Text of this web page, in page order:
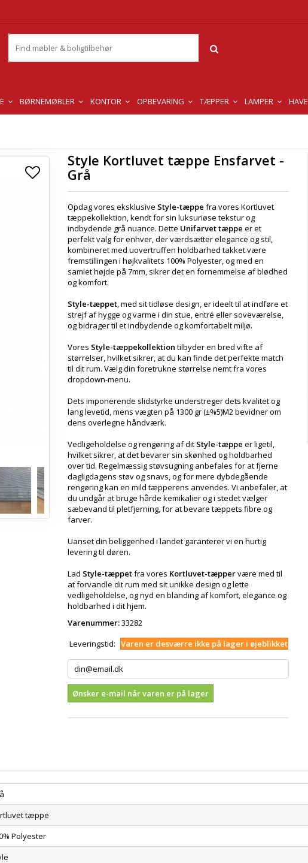
BØRNEMØBLER KONTOR OPBEVARING TÆPPER LAMPER HAVE
Style Kortluvet tæppe Ensfarvet -
Grå
Opdag vores eksklusive Style-tæppe fra vores Kortluvet
tæppekollektion, kendt for sin luksuriøse tekstur og
indbydende grå nuance. Dette Unifarvet tæppe er et
perfekt valg for enhver, der værdsætter elegance og stil,
kombineret med uovertruffen holdbarhed takket være
fremstillingen i højkvalitets 100% Polyester, og med en
samlet højde på 7mm, sikrer det en fornemmelse af blødhed
og komfort.
Style-tæppet, med sit tidløse design, er ideelt til at indføre et
strejf af hygge og varme i din stue, entré eller soveværelse,
og bidrager til et indbydende og komfortabelt miljø.
Vores Style-tæppekollektion tilbyder en bred vifte af
størrelser, hvilket sikrer, at du kan finde det perfekte match
til dit rum. Vælg din foretrukne størrelse nemt fra vores
dropdown-menu.
Dets imponerende slidstyrke understreger dets kvalitet og
lang levetid, mens vægten på 1300 gr (±%5)M2 bevidner om
dens overlegne håndværk.
Vedligeholdelse og rengøring af dit Style-tæppe er ligetil,
hvilket sikrer, at det bevarer sin skønhed og holdbarhed
over tid. Regelmæssig støvsugning anbefales for at fjerne
dagligdagens støv og snavs, og for mere dybdegående
rengøring kan en mild tæpperens anvendes. Vi anbefaler, at
du undgår at bruge hårde kemikalier og i stedet vælger
sæbevand til pletfjerning, for at bevare tæppets fibre og
farver.
Uanset din beliggenhed i landet garanterer vi en hurtig
levering til døren.
Lad Style-tæppetfra vores Kortluvet-tæppervære med til
at forvandle dit rum med sit unikke design og lette
vedligeholdelse, og nyd en blanding af komfort, elegance og
holdbarhed i dit hjem.
Varenummer:33282
Leveringstid: Varen er desværre ikke på lager i øjeblikket
Ønsker e-mail når varen er på lager
tæppe
Polyester